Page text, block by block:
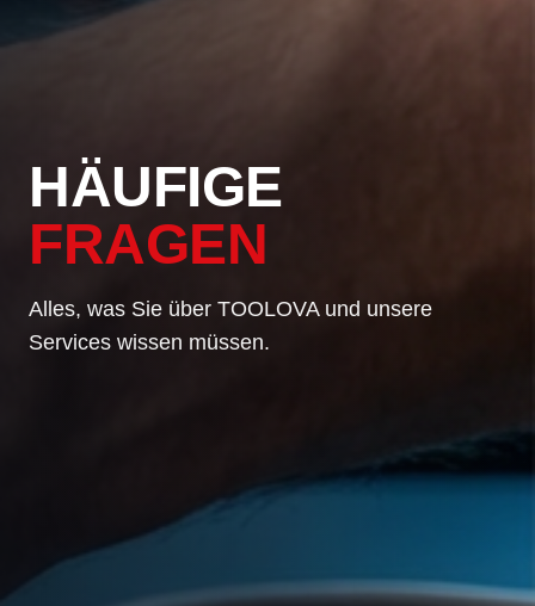
HÄUFIGE
FRAGEN
Alles, was Sie über TOOLOVA und unsere
Services wissen müssen.